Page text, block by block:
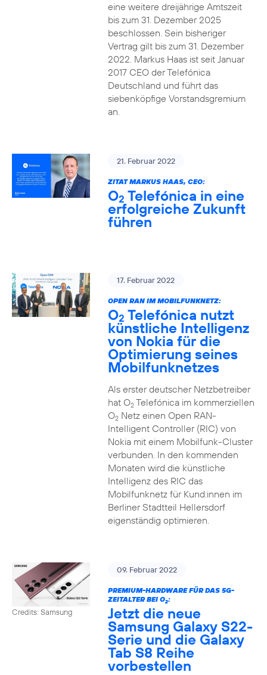
eine weitere dreijährige Amtszeit
bis zum 31. Dezember 2025
beschlossen. Sein bisheriger
Vertrag gilt bis zum 31. Dezember
2022. Markus Haas ist seit Januar
2017 CEO der Telefónica
Deutschland und führt das
siebenköpfige Vorstandsgremium
an.
21. Februar 2022
ZITAT MARKUS HAAS, CEO:
O2 Telefónica in eine
erfolgreiche Zukunft
führen
17. Februar 2022
OPEN RAN IM MOBILFUNKNETZ:
O2 Telefónica nutzt
künstliche Intelligenz
von Nokia für die
Optimierung seines
Mobilfunknetzes
Als erster deutscher Netzbetreiber
hat O2Telefónica im kommerziellen
O2Netz einen Open RAN-
Intelligent Controller (RIC) von
Nokia mit einem Mobilfunk-Cluster
verbunden. In den kommenden
Monaten wird die künstliche
Intelligenz des RIC das
Mobilfunknetz für Kund:innen im
Berliner Stadtteil Hellersdorf
eigenständig optimieren.
Credits: Samsung
09. Februar 2022
PREMIUM-HARDWARE FÜR DAS 5G-
ZEITALTER BEI O2:
Jetzt die neue
Samsung Galaxy S22-
Serie und die Galaxy
Tab S8 Reihe
vorbestellen